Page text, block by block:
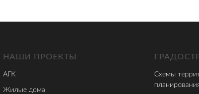
НАШИ ПРОЕКТЫ
АГК
Жилые дома
Схемы